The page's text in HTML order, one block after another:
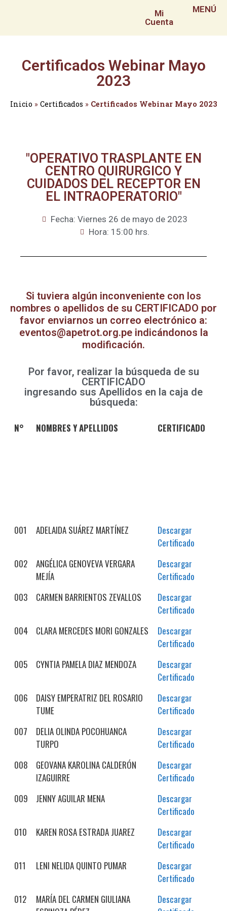
Mi
Cuenta
MENÚ
Certificados Webinar Mayo
2023
Inicio » Certificados » Certificados Webinar Mayo 2023
"OPERATIVO TRASPLANTE EN
CENTRO QUIRURGICO Y
CUIDADOS DEL RECEPTOR EN
EL INTRAOPERATORIO"
Fecha: Viernes 26 de mayo de 2023
Hora: 15:00 hrs.
Si tuviera algún inconveniente con los
nombres o apellidos de su CERTIFICADO por
favor enviarnos un correo electrónico a:
eventos@apetrot.org.pe indicándonos la
modificación.
Por favor, realizar la búsqueda de su
CERTIFICADO
ingresando sus Apellidos en la caja de
búsqueda:
N° NOMBRES Y APELLIDOS CERTIFICADO
001 ADELAIDA SUÁREZ MARTÍNEZ
Descargar
Certificado
002
ANGÉLICA GENOVEVA VERGARA
MEJÍA
Descargar
Certificado
003
CARMEN BARRIENTOS ZEVALLOS
Descargar
Certificado
004
CLARA MERCEDES MORI GONZALES
Descargar
Certificado
005
CYNTIA PAMELA DIAZ MENDOZA
Descargar
Certificado
006
DAISY EMPERATRIZ DEL ROSARIO
TUME
Descargar
Certificado
007
DELIA OLINDA POCOHUANCA
TURPO
Descargar
Certificado
008
GEOVANA KAROLINA CALDERÓN
IZAGUIRRE
Descargar
Certificado
009
JENNY AGUILAR MENA
Descargar
Certificado
010
KAREN ROSA ESTRADA JUAREZ
Descargar
Certificado
011
LENI NELIDA QUINTO PUMAR
Descargar
Certificado
012
MARÍA DEL CARMEN GIULIANA
Descargar